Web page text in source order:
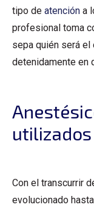
tipo de atención a
profesional toma
sepa quién será el
detenidamente en
utilizados
Con el transcurrir
evolucionado